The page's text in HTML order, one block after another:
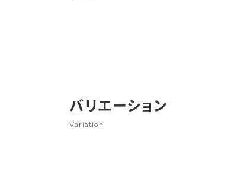
バリエーション
Variation